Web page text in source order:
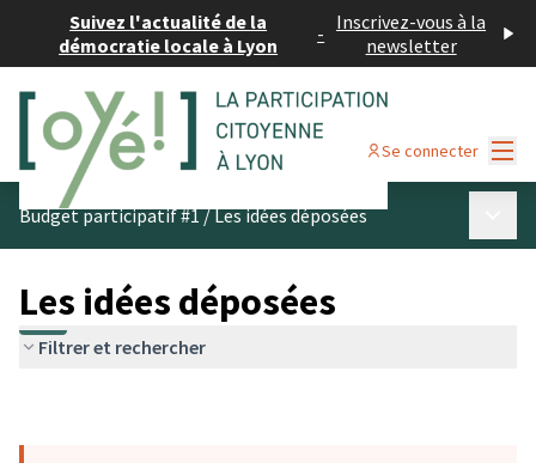
Suivez l'actualité de la
démocratie locale à Lyon
- Inscrivez-vous à la
newsletter
Se connecter
Budget participatif #1/Les idées déposées
Les idées déposées
Filtrer et rechercher